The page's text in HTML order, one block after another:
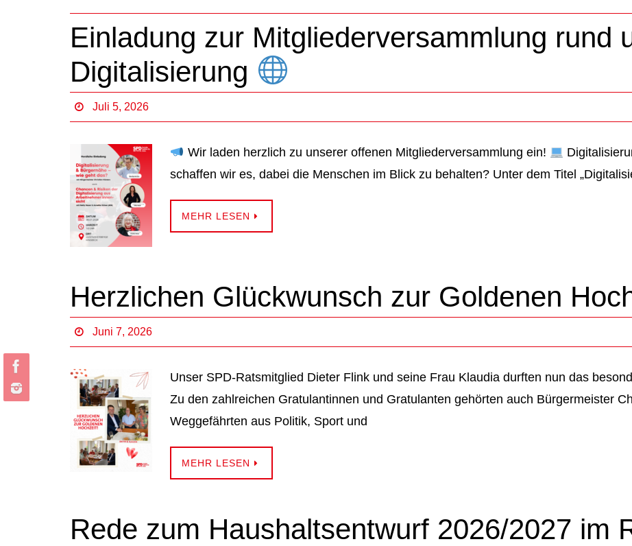
Einladung zur Mitgliederversammlung rund
Digitalisierung
Juli 5, 2026
Wir laden herzlich zu unserer offenen Mitgliederversammlung ein!
schaffen wir es, dabei die Menschen im Blick zu behalten? Unter dem Titel
MEHR LESEN
Herzlichen Glückwunsch zur Goldenen
Juni 7, 2026
Unser SPD-Ratsmitglied Dieter Flink und seine Frau Klaudia durften nun das
Zu den zahlreichen Gratulantinnen und Gratulanten gehörten auch Bürgermeister
Weggefährten aus Politik, Sport und
MEHR LESEN
Rede zum Haushaltsentwurf 2026/2027 im